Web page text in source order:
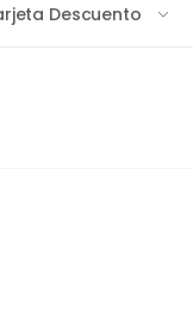
Descuento